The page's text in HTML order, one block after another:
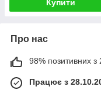
Купити
Про нас
98% позитивних з
Працює з